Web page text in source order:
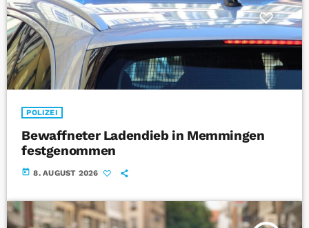
POLIZEI
Bewaffneter Ladendieb in Memmingen
festgenommen
today 8. AUGUST 2026